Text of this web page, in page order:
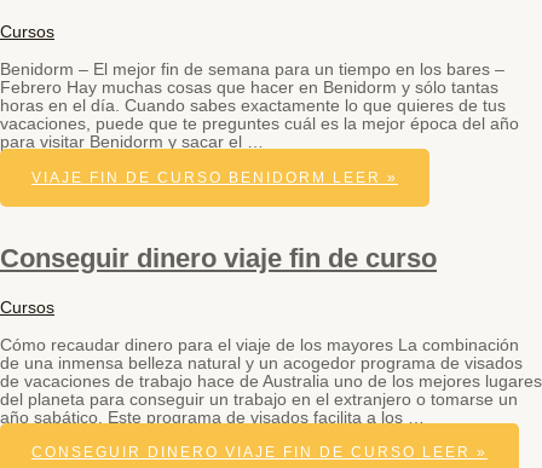
Cursos
Benidorm – El mejor fin de semana para un tiempo en los bares –
Febrero Hay muchas cosas que hacer en Benidorm y sólo tantas
horas en el día. Cuando sabes exactamente lo que quieres de tus
vacaciones, puede que te preguntes cuál es la mejor época del año
para visitar Benidorm y sacar el …
VIAJE FIN DE CURSO BENIDORM LEER »
Conseguir dinero viaje fin de curso
Cursos
Cómo recaudar dinero para el viaje de los mayores La combinación
de una inmensa belleza natural y un acogedor programa de visados
de vacaciones de trabajo hace de Australia uno de los mejores lugares
del planeta para conseguir un trabajo en el extranjero o tomarse un
año sabático. Este programa de visados facilita a los …
CONSEGUIR DINERO VIAJE FIN DE CURSO LEER »